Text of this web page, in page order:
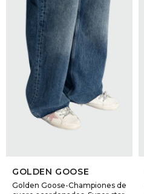
GOLDEN GOOSE
Golden Goose-Championes de